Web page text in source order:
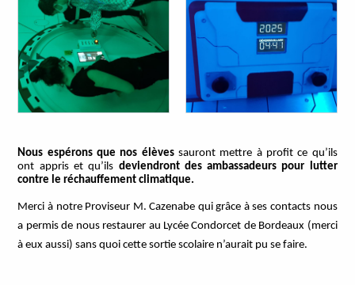
Nous espérons que nos élèvessauront mettre à profit ce qu’ils
ont appris et qu’ils deviendront des ambassadeurs pour lutter
contre le réchauffement climatique.
Merci à notre Proviseur M. Cazenabe qui grâce à ses contacts nous
a permis de nous restaurer au Lycée Condorcet de Bordeaux (merci
à eux aussi) sans quoi cette sortie scolaire n’aurait pu se faire.